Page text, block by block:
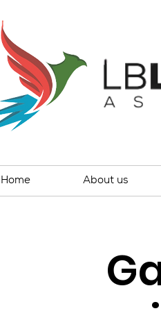
Home About us